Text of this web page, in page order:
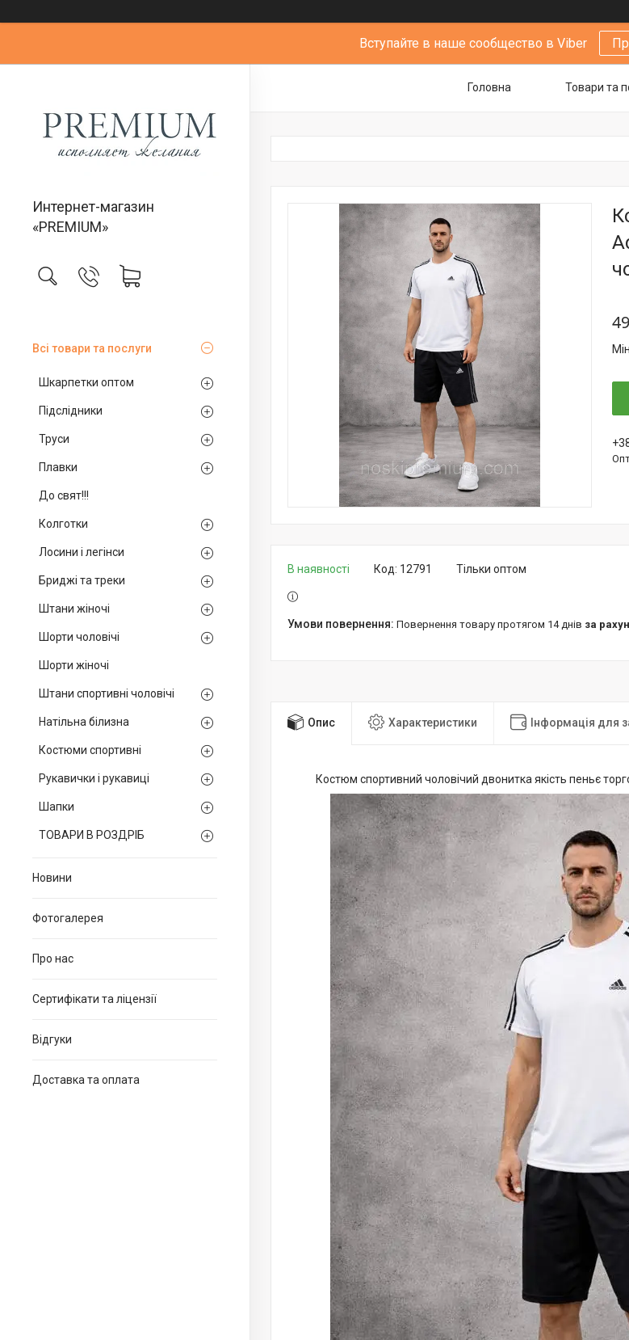
Вступайте в наше сообщество в Viber
Интернет-магазин
«PREMIUM»
Всі товари та послуги
Шкарпетки оптом
Підслідники
Труси
Плавки
До свят!!!
Колготки
Лосини і легінси
Бриджі та треки
Штани жіночі
Шорти чоловічі
Шорти жіночі
Штани спортивні чоловічі
Натільна білизна
Костюми спортивні
Рукавички і рукавиці
Шапки
ТОВАРИ В РОЗДРІБ
Новини
Фотогалерея
Про нас
Сертифікати та ліцензії
Відгуки
Доставка та оплата
Головна Товари та
В наявності Тільки оптом
Код: 12791
повернення товару протягом 14 днів за
Опис Характеристики Інформація для
Костюм спортивний чоловічий двонитка якість пеньє